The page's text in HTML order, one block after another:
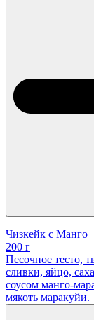
Чизкейк с Манго
200 г
Песочное тесто,
сливки, яйцо,
соусом манго-
мякоть маракуйи.